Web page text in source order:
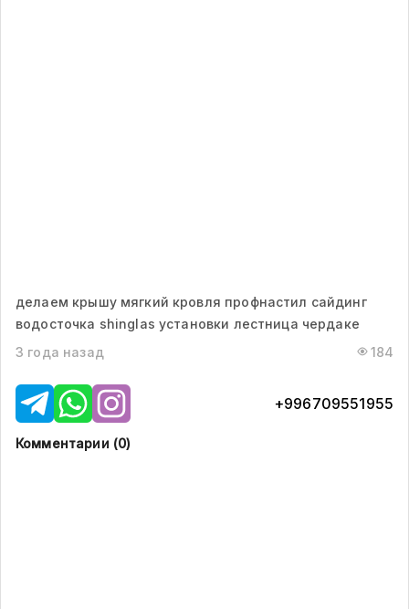
делаем крышу мягкий кровля профнастил сайдинг
водосточка shinglas установки лестница чердаке
3 года назад
184
+996709551955
Комментарии (0)